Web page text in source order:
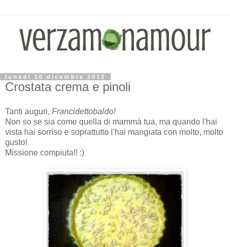
lunedì 10 dicembre 2012
Crostata crema e pinoli
Tanti auguri, Francidettobaldo!
Non so se sia come quella di mammà tua, ma quando l'hai
vista hai sorriso e soprattutto l'hai mangiata con molto, molto
gusto!
Missione compiuta!! :)